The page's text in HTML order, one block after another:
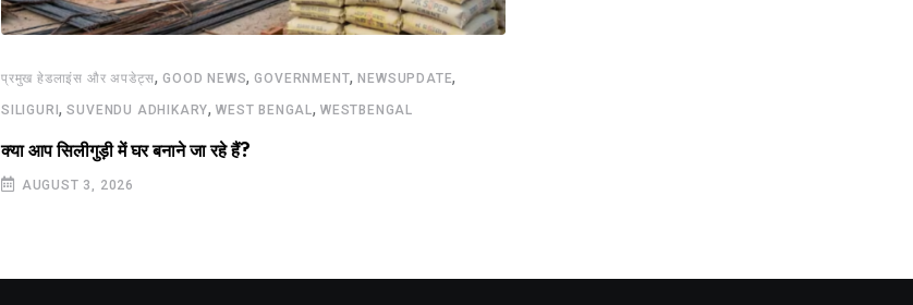
प्रमुख हेडलाइंस और अपडेट्स,GOOD NEWS,GOVERNMENT,NEWSUPDATE,
SILIGURI,SUVENDU ADHIKARY,WEST BENGAL,WESTBENGAL
क्या आप सिलीगुड़ी में घर बनाने जा रहे हैं?
AUGUST 3, 2026